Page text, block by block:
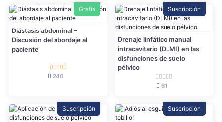
Gratis
Diástasis abdominal –
Discusión del abordaje al
paciente
240
Suscripción
Drenaje linfático manual
intracavitario (DLMI) en las
disfunciones de suelo
pélvico
61
Suscripción Suscripción